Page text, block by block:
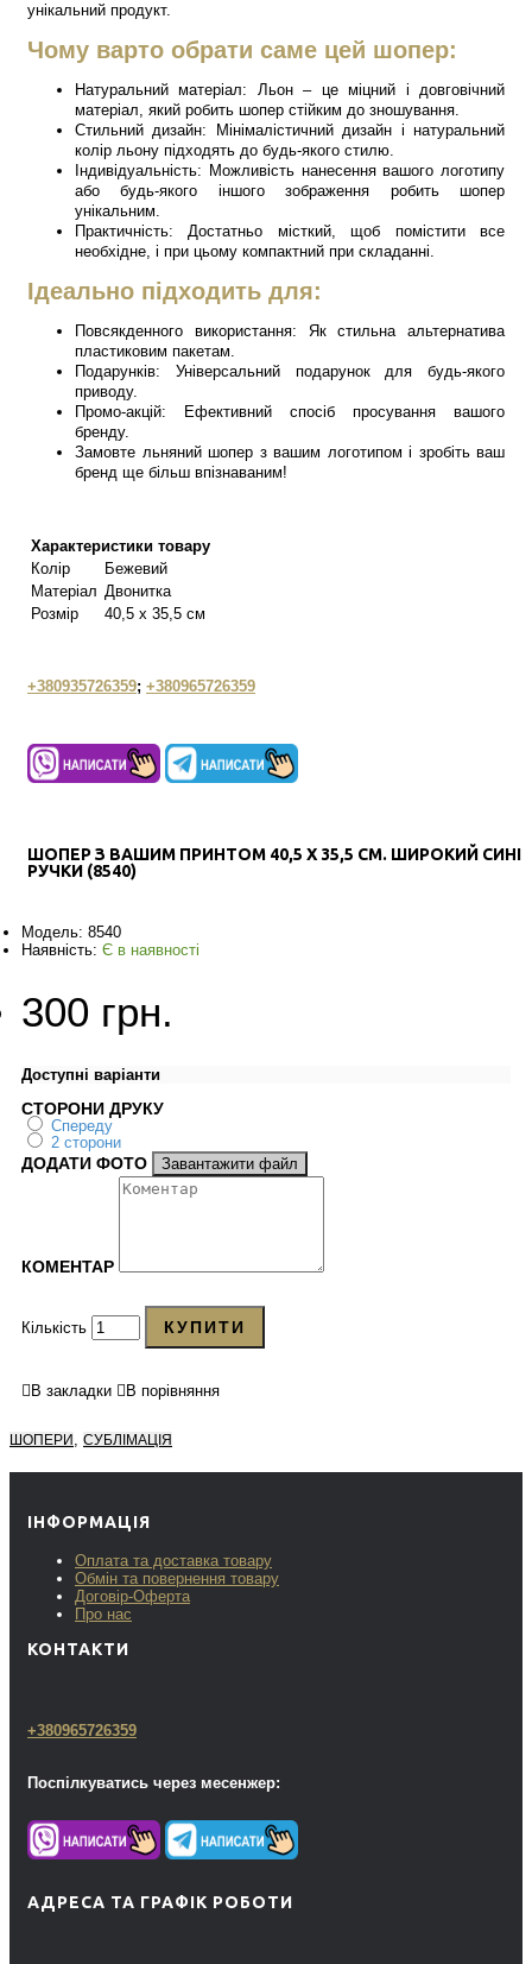
унікальний продукт.
Чому варто обрати саме цей шопер:
Натуральний матеріал: Льон – це міцний і довговічний
матеріал, який робить шопер стійким до зношування.
Стильний дизайн: Мінімалістичний дизайн і натуральний
колір льону підходять до будь-якого стилю.
Індивідуальність: Можливість нанесення вашого логотипу
або будь-якого іншого зображення робить шопер
унікальним.
Практичність: Достатньо місткий, щоб помістити все
необхідне, і при цьому компактний при складанні.
Ідеально підходить для:
Повсякденного використання: Як стильна альтернатива
пластиковим пакетам.
Подарунків: Універсальний подарунок для будь-якого
приводу.
Промо-акцій: Ефективний спосіб просування вашого
бренду.
Замовте льняний шопер з вашим логотипом і зробіть ваш
бренд ще більш впізнаваним!
Характеристики товару
Колір
Бежевий
Матеріал Двонитка
Розмір
40,5 х 35,5 см
+380935726359; +380965726359
ШОПЕР З ВАШИМ ПРИНТОМ 40,5 Х 35,5 СМ. ШИРОКИЙ СИНІ
РУЧКИ (8540)
Модель: 8540
Наявність: Є в наявності
300 грн.
Доступні варіанти
СТОРОНИ ДРУКУ
Спереду
2 сторони
ДОДАТИ ФОТО Завантажити файл
КОМЕНТАР
Кількість КУПИТИ
В закладки В порівняння
ШОПЕРИ СУБЛІМАЦІЯ
ІНФОРМАЦІЯ
Оплата та доставка товару
Обмін та повернення товару
Договір-Оферта
Про нас
КОНТАКТИ
+380965726359
Поспілкуватись через месенжер:
АДРЕСА ТА ГРАФІК РОБОТИ